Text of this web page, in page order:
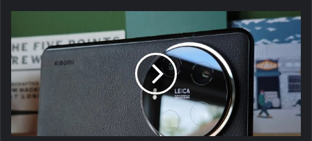
Ultra,
Geekbench'te
ortaya
çıktı:
özellikleri